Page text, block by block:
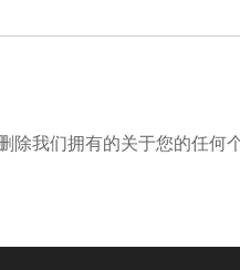
除我们拥有的关于您的任何